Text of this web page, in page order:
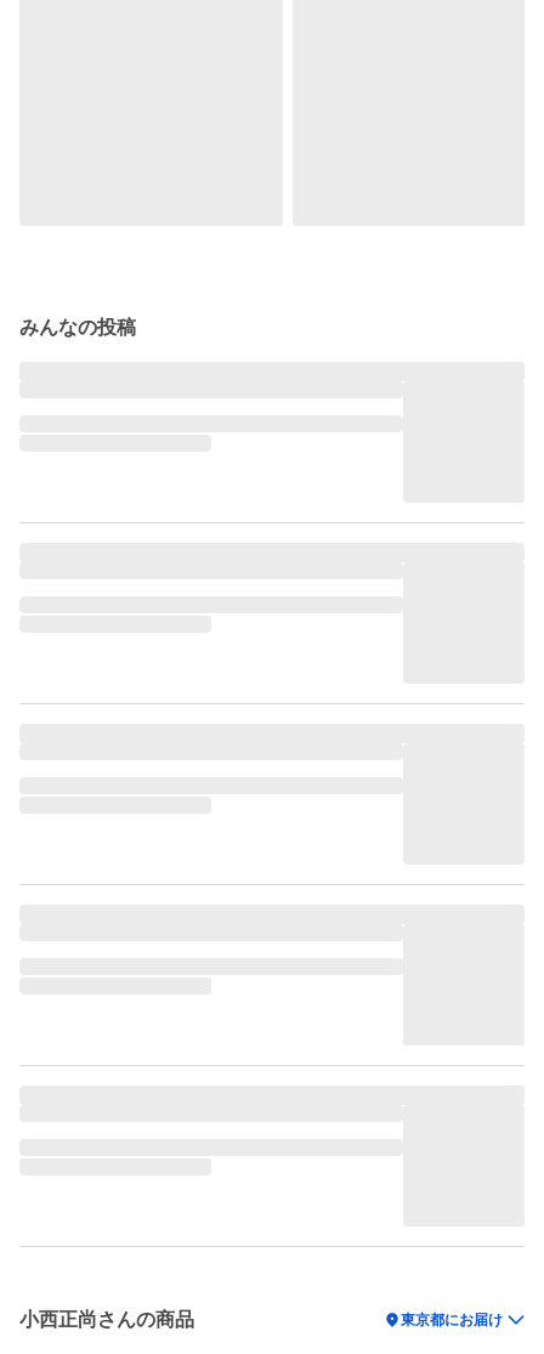
みんなの投稿
小西正尚さんの商品 location_on東京都にお届け